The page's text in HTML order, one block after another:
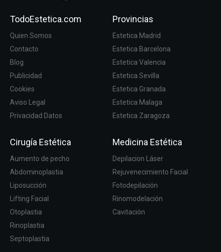
TodoEstetica.com
Quien Somos
Contacto
Blog
Publicidad
Cookies
Aviso Legal
Privacidad Datos
Provincias
Estetica Madrid
Estetica Barcelona
Estetica Valencia
Estetica Sevilla
Estetica Granada
Estetica Malaga
Estetica Zaragoza
Cirugía Estética
Aumento de pecho
Abdominoplastia
Liposucción
Lifting Facial
Otoplastia
Rinoplastia
Septoplastia
Medicina Estética
Depilacion Láser
Rejuvenecimiento Facial
Fotodepilación
Rinomodelación
Cavitación